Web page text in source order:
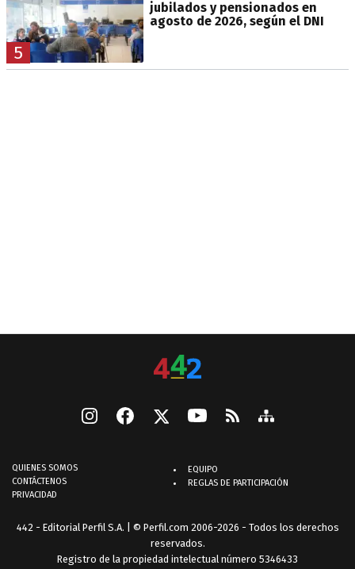
5
jubilados y pensionados en
agosto de 2026, según el DNI
QUIENES SOMOS
CONTÁCTENOS
PRIVACIDAD
EQUIPO
REGLAS DE PARTICIPACIÓN
442 - Editorial Perfil S.A. | © Perfil.com 2006-2026 - Todos los derechos
reservados.
Registro de la propiedad intelectual número 5346433